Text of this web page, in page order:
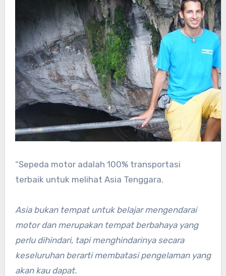
“Sepeda motor adalah 100% transportasi
terbaik untuk melihat Asia Tenggara.
Asia bukan tempat untuk belajar mengendarai
motor dan merupakan tempat berbahaya yang
perlu dihindari, tapi menghindarinya secara
keseluruhan berarti membatasi pengelaman yang
akan kau dapat.